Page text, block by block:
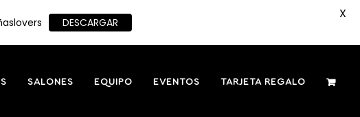
SALONES EQUIPO EVENTOS TARJETA REGALO
DESCARGAR
X